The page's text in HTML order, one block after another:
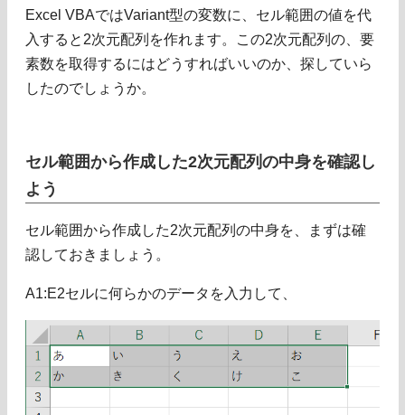
Excel VBAではVariant型の変数に、セル範囲の値を代
入すると2次元配列を作れます。この2次元配列の、要
素数を取得するにはどうすればいいのか、探していら
したのでしょうか。
セル範囲から作成した2次元配列の中身を確認し
よう
セル範囲から作成した2次元配列の中身を、まずは確
認しておきましょう。
A1:E2セルに何らかのデータを入力して、